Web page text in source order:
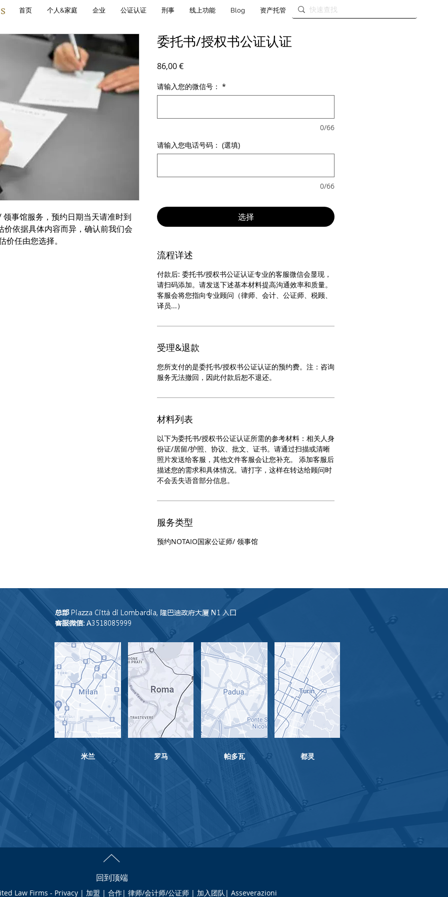
首页 个人&家庭 企业 公证认证 刑事 线上功能 Blog 资产托管
事馆服务，预约日期当天请准时到
依据具体内容而异，确认前我们会
价任由您选择。
委托书/授权书公证认证
86,00 €價格
请输入您的微信号： *
0/66
请输入您电话号码： (選填)
0/66
选择
流程详述
付款后: 委托书/授权书公证认证专业的客服微信会显现，
请扫码添加。请发送下述基本材料提高沟通效率和质量。
客服会将您指向专业顾问（律师、会计、公证师、税顾、
译员...）
受理&退款
您所支付的是委托书/授权书公证认证的预约费。注：咨询
服务无法撤回，因此付款后恕不退还。
材料列表
以下为委托书/授权书公证认证所需的参考材料：相关人身
份证/居留/护照、协议、批文、证书。请通过扫描或清晰
照片发送给客服，其他文件客服会让您补充。 添加客服后
描述您的需求和具体情况。请打字，这样在转达给顾问时
不会丢失语音部分信息。
服务类型
预约NOTAIO国家公证师/ 领事馆
总部 Piazza Città di Lombardia, 隆巴迪政府大厦 N1 入口
客服微信: A3518085999
米兰 ​罗马 ​帕多瓦 都灵
回到顶端
Law Firms - Privacy | 加盟 | 合作| 律师/会计师/公证师 | 加入团队| Asseverazioni